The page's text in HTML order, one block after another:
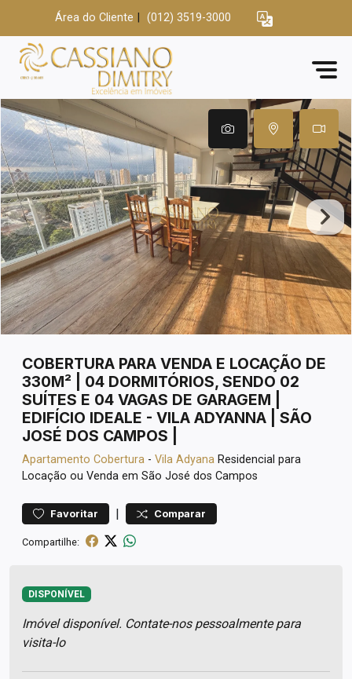
Área do Cliente (012) 3519-3000
COBERTURA PARA VENDA E LOCAÇÃO DE
330M² | 04 DORMITÓRIOS, SENDO 02
SUÍTES E 04 VAGAS DE GARAGEM |
EDIFÍCIO IDEALE - VILA ADYANNA | SÃO
JOSÉ DOS CAMPOS |
Apartamento Cobertura - Vila Adyana Residencial para
Locação ou Venda em São José dos Campos
Favoritar | Comparar
Compartilhe:
DISPONÍVEL
Imóvel disponível. Contate-nos pessoalmente para
visita-lo